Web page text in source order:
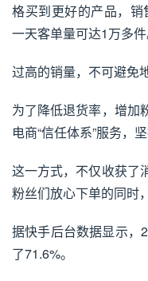
格买到更好的产品，销
一天客单量可达1万多件
过高的销量，不可避免
为了降低退货率，增加
电商“信任体系”服务，
这一方式，不仅收获了
粉丝们放心下单的同时
据快手后台数据显示，
了71.6%。